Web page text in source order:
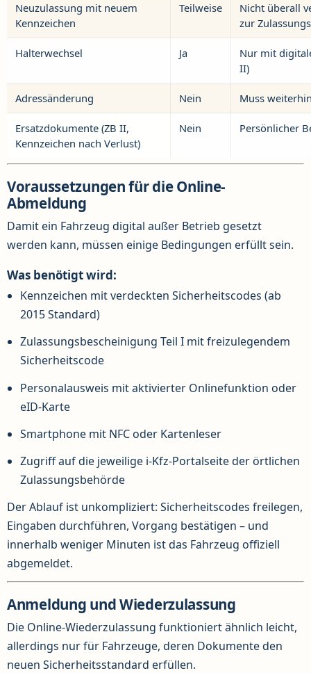
Neuzulassung mit neuem
Kennzeichen
Teilweise
Nicht überall
zur
Halterwechsel Ja
Nur mit
II)
Adressänderung Nein Muss
Ersatzdokumente (ZB II,
Kennzeichen nach Verlust)
Nein Persönlicher
Voraussetzungen für die Online-
Abmeldung
Damit ein Fahrzeug digital außer Betrieb gesetzt
werden kann, müssen einige Bedingungen erfüllt sein.
Was benötigt wird:
Kennzeichen mit verdeckten Sicherheitscodes (ab
2015 Standard)
Zulassungsbescheinigung Teil I mit freizulegendem
Sicherheitscode
Personalausweis mit aktivierter Onlinefunktion oder
eID-Karte
Smartphone mit NFC oder Kartenleser
Zugriff auf die jeweilige i-Kfz-Portalseite der örtlichen
Zulassungsbehörde
Der Ablauf ist unkompliziert: Sicherheitscodes freilegen,
Eingaben durchführen, Vorgang bestätigen – und
innerhalb weniger Minuten ist das Fahrzeug offiziell
abgemeldet.
Anmeldung und Wiederzulassung
Die Online-Wiederzulassung funktioniert ähnlich leicht,
allerdings nur für Fahrzeuge, deren Dokumente den
neuen Sicherheitsstandard erfüllen.